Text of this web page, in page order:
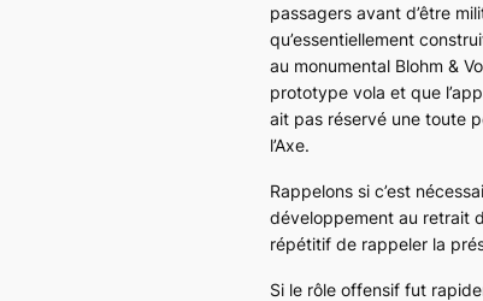
passagers avant d’être
qu’essentiellement
au monumental Blohm &
prototype vola et que
ait pas réservé une toute
l’Axe.
Rappelons si c’est
développement au retrait
répétitif de rappeler la
Si le rôle offensif fut